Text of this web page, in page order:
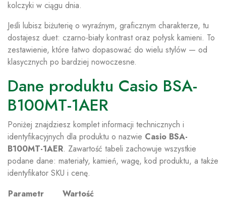
kolczyki w ciągu dnia.
Jeśli lubisz biżuterię o wyraźnym, graficznym charakterze, tu
dostajesz duet: czarno-biały kontrast oraz połysk kamieni. To
zestawienie, które łatwo dopasować do wielu stylów — od
klasycznych po bardziej nowoczesne.
Dane produktu Casio BSA-
B100MT-1AER
Poniżej znajdziesz komplet informacji technicznych i
identyfikacyjnych dla produktu o nazwie Casio BSA-
B100MT-1AER. Zawartość tabeli zachowuje wszystkie
podane dane: materiały, kamień, wagę, kod produktu, a także
identyfikator SKU i cenę.
Parametr
Wartość